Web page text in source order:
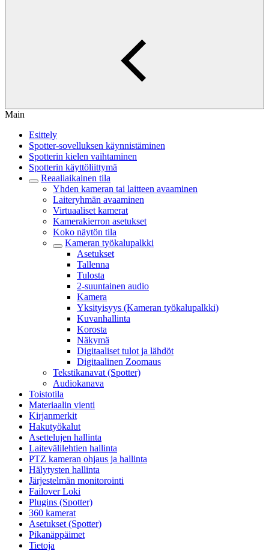
Main
Esittely
Spotter-sovelluksen käynnistäminen
Spotterin kielen vaihtaminen
Spotterin käyttöliittymä
Reaaliaikainen tila
Yhden kameran tai laitteen avaaminen
Laiteryhmän avaaminen
Virtuaaliset kamerat
Kamerakierron asetukset
Koko näytön tila
Kameran työkalupalkki
Asetukset
Tallenna
Tulosta
2-suuntainen audio
Kamera
Yksityisyys (Kameran työkalupalkki)
Kuvanhallinta
Korosta
Näkymä
Digitaaliset tulot ja lähdöt
Digitaalinen Zoomaus
Tekstikanavat (Spotter)
Audiokanava
Toistotila
Materiaalin vienti
Kirjanmerkit
Hakutyökalut
Asettelujen hallinta
Laitevälilehtien hallinta
PTZ kameran ohjaus ja hallinta
Hälytysten hallinta
Järjestelmän monitorointi
Failover Loki
Plugins (Spotter)
360 kamerat
Asetukset (Spotter)
Pikanäppäimet
Tietoja